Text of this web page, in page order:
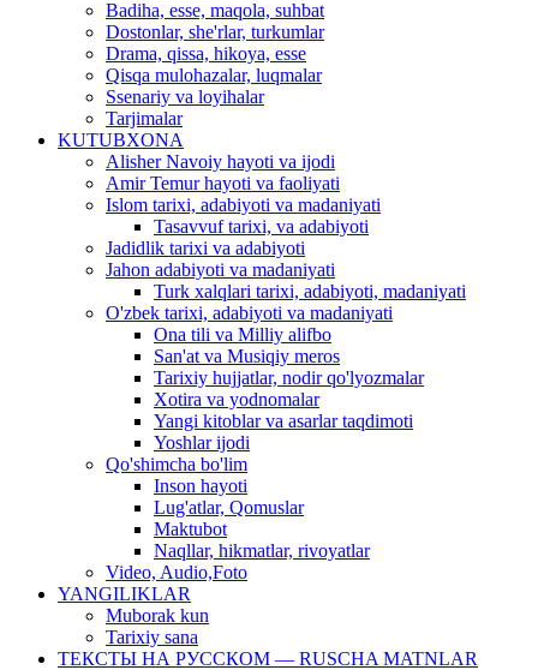
Badiha, esse, maqola, suhbat
Dostonlar, she'rlar, turkumlar
Drama, qissa, hikoya, esse
Qisqa mulohazalar, luqmalar
Ssenariy va loyihalar
Tarjimalar
KUTUBXONA
Alisher Navoiy hayoti va ijodi
Amir Temur hayoti va faoliyati
Islom tarixi, adabiyoti va madaniyati
Tasavvuf tarixi, va adabiyoti
Jadidlik tarixi va adabiyoti
Jahon adabiyoti va madaniyati
Turk xalqlari tarixi, adabiyoti, madaniyati
O'zbek tarixi, adabiyoti va madaniyati
Ona tili va Milliy alifbo
San'at va Musiqiy meros
Tarixiy hujjatlar, nodir qo'lyozmalar
Xotira va yodnomalar
Yangi kitoblar va asarlar taqdimoti
Yoshlar ijodi
Qo'shimcha bo'lim
Inson hayoti
Lug'atlar, Qomuslar
Maktubot
Naqllar, hikmatlar, rivoyatlar
Video, Audio,Foto
YANGILIKLAR
Muborak kun
Tarixiy sana
ТЕКСТЫ НА РУССКОМ — RUSCHA MATNLAR